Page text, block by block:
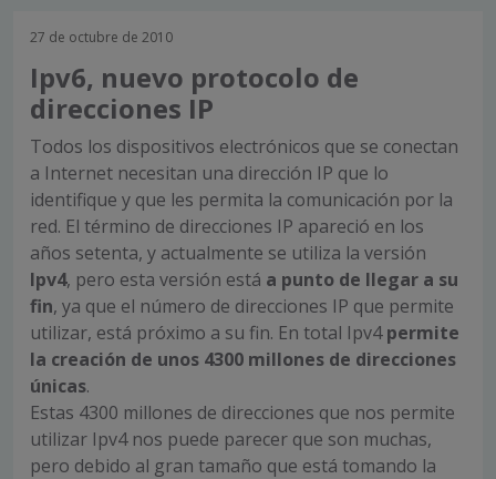
27 de octubre de 2010
Ipv6, nuevo protocolo de
direcciones IP
Todos los dispositivos electrónicos que se conectan
a Internet necesitan una dirección IP que lo
identifique y que les permita la comunicación por la
red. El término de direcciones IP apareció en los
años setenta, y actualmente se utiliza la versión
Ipv4, pero esta versión está a punto de llegar a su
fin, ya que el número de direcciones IP que permite
utilizar, está próximo a su fin. En total Ipv4permite
la creación de unos 4300 millones de direcciones
únicas.
Estas 4300 millones de direcciones que nos permite
utilizar Ipv4 nos puede parecer que son muchas,
pero debido al gran tamaño que está tomando la